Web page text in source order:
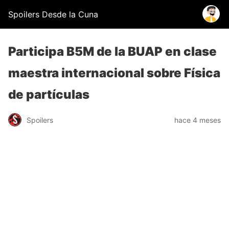
Spoilers Desde la Cuna
Participa B5M de la BUAP en clase
maestra internacional sobre Física
de partículas
Spoilers hace 4 meses